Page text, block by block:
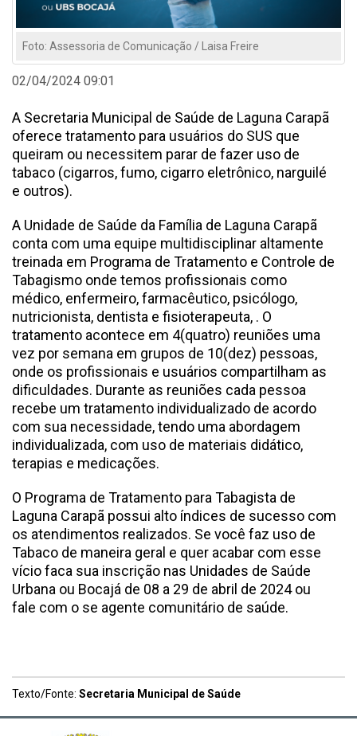
Foto: Assessoria de Comunicação / Laisa Freire
02/04/2024 09:01
A Secretaria Municipal de Saúde de Laguna Carapã
oferece tratamento para usuários do SUS que
queiram ou necessitem parar de fazer uso de
tabaco (cigarros, fumo, cigarro eletrônico, narguilé
e outros).
A Unidade de Saúde da Família de Laguna Carapã
conta com uma equipe multidisciplinar altamente
treinada em Programa de Tratamento e Controle de
Tabagismo onde temos profissionais como
médico, enfermeiro, farmacêutico, psicólogo,
nutricionista, dentista e fisioterapeuta, . O
tratamento acontece em 4(quatro) reuniões uma
vez por semana em grupos de 10(dez) pessoas,
onde os profissionais e usuários compartilham as
dificuldades. Durante as reuniões cada pessoa
recebe um tratamento individualizado de acordo
com sua necessidade, tendo uma abordagem
individualizada, com uso de materiais didático,
terapias e medicações.
O Programa de Tratamento para Tabagista de
Laguna Carapã possui alto índices de sucesso com
os atendimentos realizados. Se você faz uso de
Tabaco de maneira geral e quer acabar com esse
vício faca sua inscrição nas Unidades de Saúde
Urbana ou Bocajá de 08 a 29 de abril de 2024 ou
fale com o se agente comunitário de saúde.
Texto/Fonte: Secretaria Municipal de Saúde